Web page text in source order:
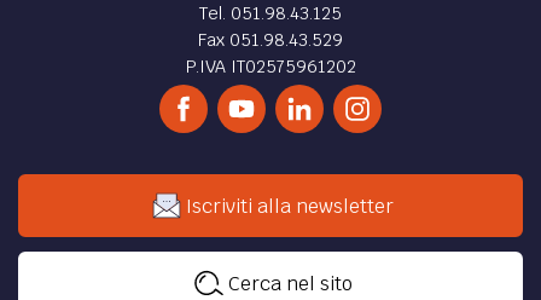
Tel. 051.98.43.125
Fax 051.98.43.529
P.IVA IT02575961202
Iscriviti alla newsletter
Cerca nel sito